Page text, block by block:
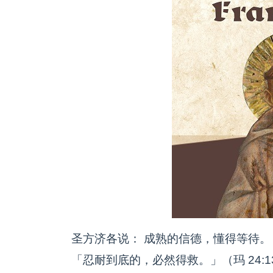
圣方济各说： 成熟的信德，懂得等待。
「忍耐到底的，必然得救。」（玛